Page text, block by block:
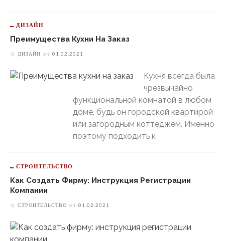
ДИЗАЙН
Преимущества Кухни На Заказ
ДИЗАЙН on 01.02.2021
Кухня всегда была
чрезвычайно
функциональной комнатой в любом
доме, будь он городской квартирой
или загородным коттеджем. Именно
поэтому подходить к
СТРОИТЕЛЬСТВО
Как Создать Фирму: Инструкция Регистрации
Компании
СТРОИТЕЛЬСТВО on 01.02.2021